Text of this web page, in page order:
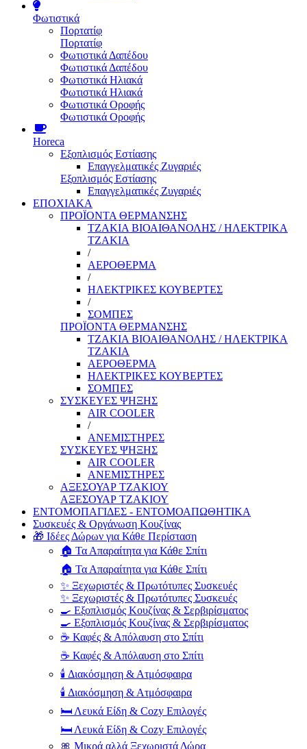
Φωτιστικά
Πορτατίφ
Πορτατίφ
Φωτιστικά Δαπέδου
Φωτιστικά Δαπέδου
Φωτιστικά Ηλιακά
Φωτιστικά Ηλιακά
Φωτιστικά Οροφής
Φωτιστικά Οροφής
Horeca
Εξοπλισμός Εστίασης
Επαγγελματικές Ζυγαριές
Εξοπλισμός Εστίασης
Επαγγελματικές Ζυγαριές
ΕΠΟΧΙΑΚΑ
ΠΡΟΪΟΝΤΑ ΘΕΡΜΑΝΣΗΣ
ΤΖΑΚΙΑ ΒΙΟΑΙΘΑΝΟΛΗΣ / ΗΛΕΚΤΡΙΚΑ
ΤΖΑΚΙΑ
/
ΑΕΡΟΘΕΡΜΑ
/
ΗΛΕΚΤΡΙΚΕΣ ΚΟΥΒΕΡΤΕΣ
/
ΣΟΜΠΕΣ
ΠΡΟΪΟΝΤΑ ΘΕΡΜΑΝΣΗΣ
ΤΖΑΚΙΑ ΒΙΟΑΙΘΑΝΟΛΗΣ / ΗΛΕΚΤΡΙΚΑ
ΤΖΑΚΙΑ
ΑΕΡΟΘΕΡΜΑ
ΗΛΕΚΤΡΙΚΕΣ ΚΟΥΒΕΡΤΕΣ
ΣΟΜΠΕΣ
ΣΥΣΚΕΥΕΣ ΨΗΞΗΣ
AIR COOLER
/
ΑΝΕΜΙΣΤΗΡΕΣ
ΣΥΣΚΕΥΕΣ ΨΗΞΗΣ
AIR COOLER
ΑΝΕΜΙΣΤΗΡΕΣ
ΑΞΕΣΟΥΑΡ ΤΖΑΚΙΟΥ
ΑΞΕΣΟΥΑΡ ΤΖΑΚΙΟΥ
ΕΝΤΟΜΟΠΑΓΙΔΕΣ - ΕΝΤΟΜΟΑΠΩΘΗΤΙΚΑ
Συσκευές & Οργάνωση Κουζίνας
🎁 Ιδέες Δώρων για Κάθε Περίσταση
🏠 Τα Απαραίτητα για Κάθε Σπίτι
🏠 Τα Απαραίτητα για Κάθε Σπίτι
✨ Ξεχωριστές & Πρωτότυπες Συσκευές
✨ Ξεχωριστές & Πρωτότυπες Συσκευές
🍳 Εξοπλισμός Κουζίνας & Σερβιρίσματος
🍳 Εξοπλισμός Κουζίνας & Σερβιρίσματος
☕ Καφές & Απόλαυση στο Σπίτι
☕ Καφές & Απόλαυση στο Σπίτι
🕯️ Διακόσμηση & Ατμόσφαιρα
🕯️ Διακόσμηση & Ατμόσφαιρα
🛏️ Λευκά Είδη & Cozy Επιλογές
🛏️ Λευκά Είδη & Cozy Επιλογές
🎀 Μικρά αλλά Ξεχωριστά Δώρα